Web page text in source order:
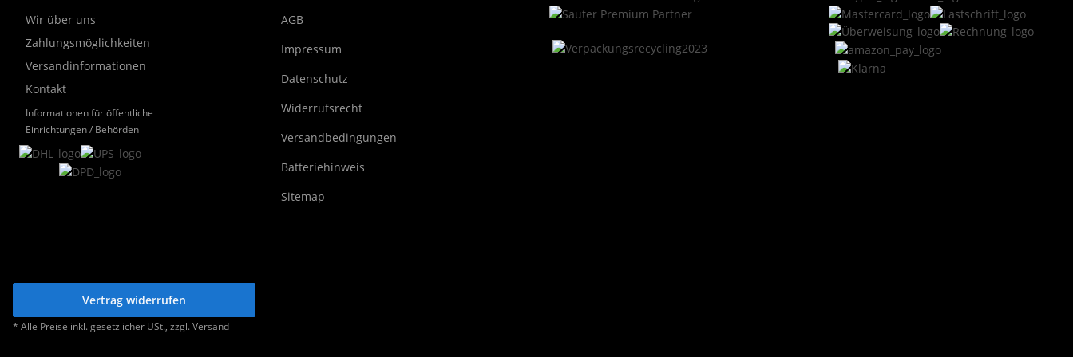
Wir über uns
Zahlungsmöglichkeiten
Versandinformationen
Kontakt
Informationen für öffentliche
Einrichtungen / Behörden
AGB
Impressum
Datenschutz
Widerrufsrecht
Versandbedingungen
Batteriehinweis
Sitemap
Vertrag widerrufen
* Alle Preise inkl. gesetzlicher USt., zzgl.Versand